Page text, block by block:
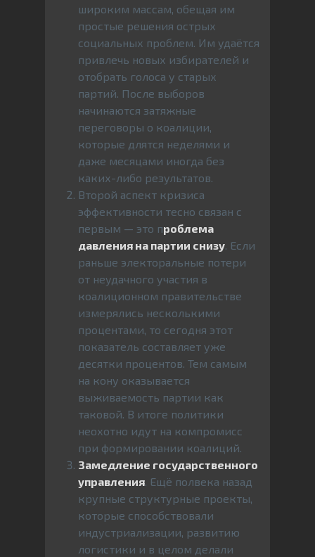
широким массам, обещая им
простые решения острых
социальных проблем. Им удаётся
привлечь новых избирателей и
отобрать голоса у старых
партий. После выборов
начинаются затяжные
переговоры о коалиции,
которые длятся неделями и
даже месяцами иногда без
каких-либо результатов.
Второй аспект кризиса
эффективности тесно связан с
первым — это проблема
давления на партии снизу. Если
раньше электоральные потери
от неудачного участия в
коалиционном правительстве
измерялись несколькими
процентами, то сегодня этот
показатель составляет уже
десятки процентов. Тем самым
на кону оказывается
выживаемость партии как
таковой. В итоге политики
неохотно идут на компромисс
при формировании коалиций.
Замедление государственного
управления. Ещё полвека назад
крупные структурные проекты,
которые способствовали
индустриализации, развитию
логистики и в целом делали